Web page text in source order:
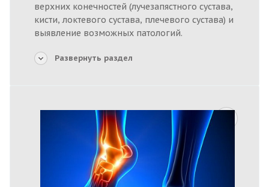
верхних конечностей (лучезапястного сустава,
кисти, локтевого сустава, плечевого сустава) и
выявление возможных патологий.
Развернуть раздел